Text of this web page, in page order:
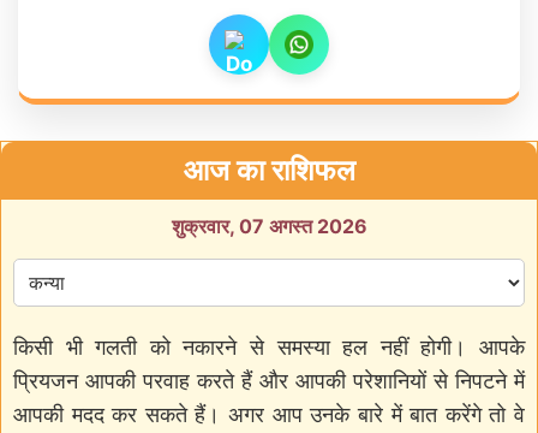
आज का राशिफल
शुक्रवार, 07 अगस्त 2026
किसी भी गलती को नकारने से समस्या हल नहीं होगी। आपके
प्रियजन आपकी परवाह करते हैं और आपकी परेशानियों से निपटने में
आपकी मदद कर सकते हैं। अगर आप उनके बारे में बात करेंगे तो वे